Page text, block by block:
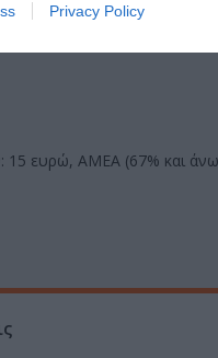
Privacy Policy
15 ευρώ, ΑΜΕΑ (67% και